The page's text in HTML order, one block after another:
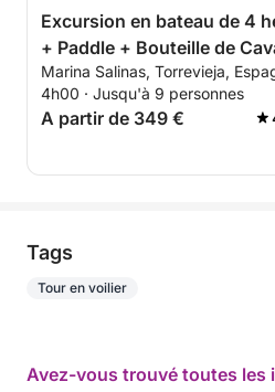
Excursion en bateau de 4
+ Paddle + Bouteille de
premium - TOUT INCLUS
Marina Salinas, Torrevieja,
4h00 · Jusqu'à 9 personnes
A partir de 349 €
Tags
Tour en voilier
Avez-vous trouvé toutes les